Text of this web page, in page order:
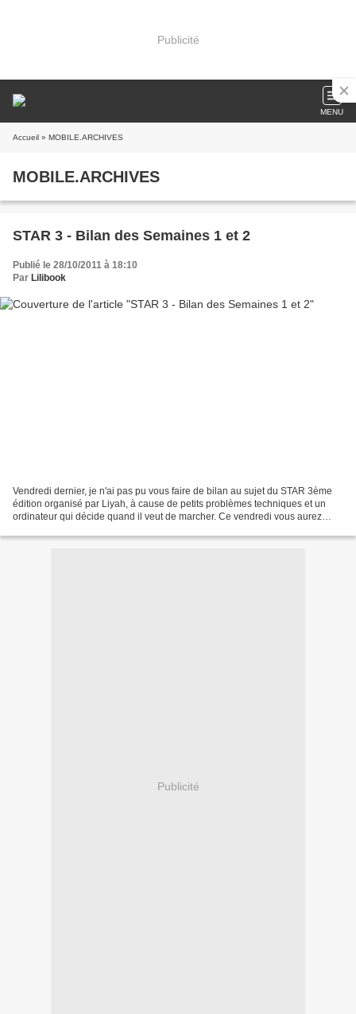
Publicité
MENU
Accueil » MOBILE.ARCHIVES
MOBILE.ARCHIVES
STAR 3 - Bilan des Semaines 1 et 2
Publié le 28/10/2011 à 18:10
Par Lilibook
Vendredi dernier, je n'ai pas pu vous faire de bilan au sujet du STAR 3ème
édition organisé par Liyah, à cause de petits problèmes techniques et un
ordinateur qui décide quand il veut de marcher. Ce vendredi vous aurez
Publicité